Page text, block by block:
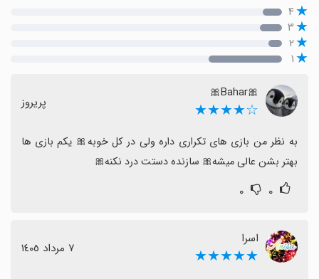
۴
۳
۲
۱
🎀Bahar🎀
☆★★★★ پریروز
بهتر بشن عالی میشه🎀 سازنده دستت درد نکنه🎀
۰ ۰
اسرا
★★★★★ ٧ مرداد ١٤٠٥